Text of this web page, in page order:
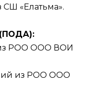
«Елатьма».
РОО ООО ВОИ
из РОО ООО